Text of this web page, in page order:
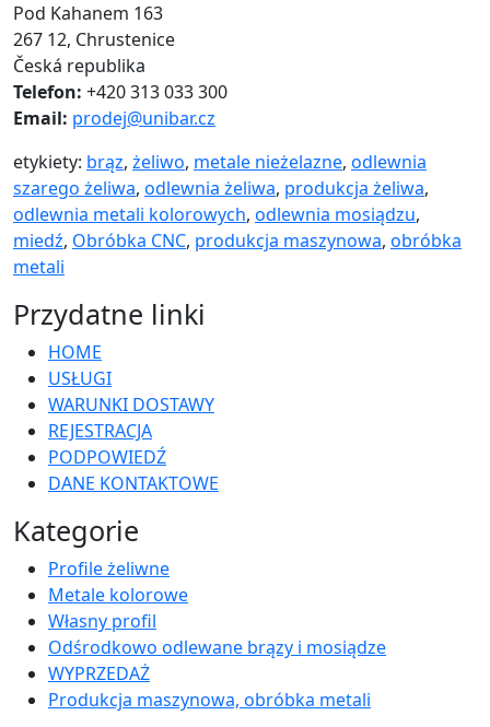
Pod Kahanem 163
267 12, Chrustenice
Česká republika
Telefon: +420 313 033 300
Email: prodej@unibar.cz
etykiety: brąz, żeliwo, metale nieżelazne, odlewnia
szarego żeliwa, odlewnia żeliwa, produkcja żeliwa,
odlewnia metali kolorowych, odlewnia mosiądzu,
miedź, Obróbka CNC, produkcja maszynowa, obróbka
metali
Przydatne linki
HOME
USŁUGI
WARUNKI DOSTAWY
REJESTRACJA
PODPOWIEDŹ
DANE KONTAKTOWE
Kategorie
Profile żeliwne
Metale kolorowe
Własny profil
Odśrodkowo odlewane brązy i mosiądze
WYPRZEDAŻ
Produkcja maszynowa, obróbka metali